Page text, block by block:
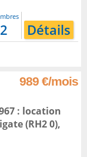
2 Détails
989 €/mois
: location
(RH2 0),